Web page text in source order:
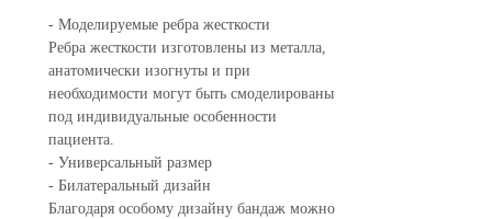
- Моделируемые ребра жесткости
Ребра жесткости изготовлены из металла,
анатомически изогнуты и при
необходимости могут быть смоделированы
под индивидуальные особенности
пациента.
- Универсальный размер
- Билатеральный дизайн
Благодаря особому дизайну бандаж можно